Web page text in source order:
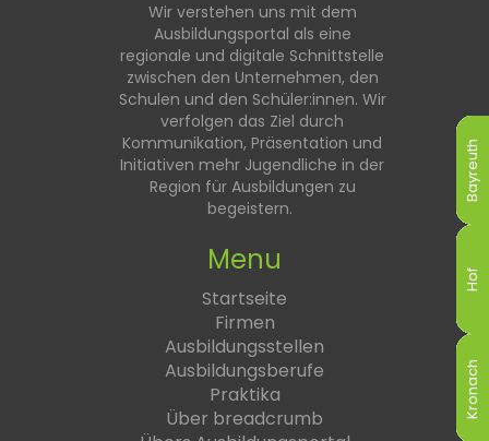
Bayreuth
Hof
Kronach
Bayreuth
Hof
Kronach
Bayreuth
Hof
Kronach
Bayreuth
Hof
Kronach
Bayreuth
Hof
Kronach
Bayreuth
Hof
Kronach
Wir verstehen uns mit dem
Ausbildungsportal als eine
regionale und digitale Schnittstelle
zwischen den Unternehmen, den
Schulen und den Schüler:innen. Wir
verfolgen das Ziel durch
Kommunikation, Präsentation und
Initiativen mehr Jugendliche in der
Region für Ausbildungen zu
begeistern.
Menu
Startseite
Firmen
Ausbildungsstellen
Ausbildungsberufe
Praktika
Über breadcrumb